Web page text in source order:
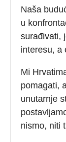
Naša
u
surađivati,
interesu, a
Mi
pomagati,
unutarnje
nismo, niti